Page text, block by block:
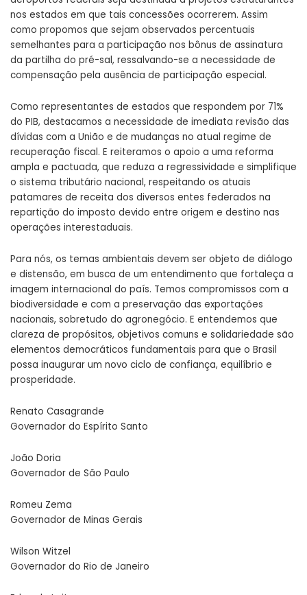
nos estados em que tais concessões ocorrerem. Assim
como propomos que sejam observados percentuais
semelhantes para a participação nos bônus de assinatura
da partilha do pré-sal, ressalvando-se a necessidade de
compensação pela ausência de participação especial.
Como representantes de estados que respondem por 71%
do PIB, destacamos a necessidade de imediata revisão das
dívidas com a União e de mudanças no atual regime de
recuperação fiscal. E reiteramos o apoio a uma reforma
ampla e pactuada, que reduza a regressividade e simplifique
o sistema tributário nacional, respeitando os atuais
patamares de receita dos diversos entes federados na
repartição do imposto devido entre origem e destino nas
operações interestaduais.
Para nós, os temas ambientais devem ser objeto de diálogo
e distensão, em busca de um entendimento que fortaleça a
imagem internacional do país. Temos compromissos com a
biodiversidade e com a preservação das exportações
nacionais, sobretudo do agronegócio. E entendemos que
clareza de propósitos, objetivos comuns e solidariedade são
elementos democráticos fundamentais para que o Brasil
possa inaugurar um novo ciclo de confiança, equilíbrio e
prosperidade.
Renato Casagrande
Governador do Espírito Santo
João Doria
Governador de São Paulo
Romeu Zema
Governador de Minas Gerais
Wilson Witzel
Governador do Rio de Janeiro